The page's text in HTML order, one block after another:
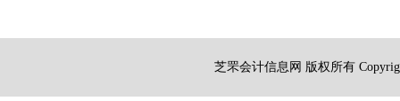
芝罘会计信息网 版权所有